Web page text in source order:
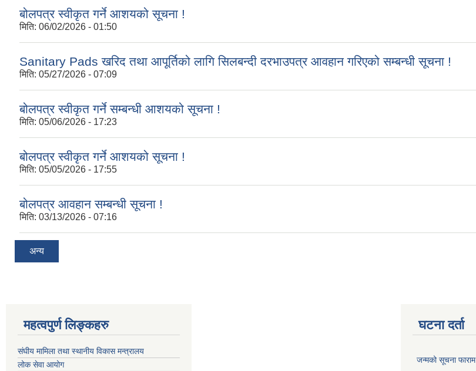
बोलपत्र स्वीकृत गर्ने आशयको सूचना !
मिति: 06/02/2026 - 01:50
Sanitary Pads खरिद तथा आपूर्तिको लागि सिलबन्दी दरभाउपत्र आवहान गरिएको सम्बन्धी सूचना !
मिति: 05/27/2026 - 07:09
बोलपत्र स्वीकृत गर्ने सम्बन्धी आशयको सूचना !
मिति: 05/06/2026 - 17:23
बोलपत्र स्वीकृत गर्ने आशयको सूचना !
मिति: 05/05/2026 - 17:55
बोलपत्र आवहान सम्बन्धी सूचना !
मिति: 03/13/2026 - 07:16
अन्य
महत्वपुर्ण लिङ्कहरु
संघीय मामिला तथा स्थानीय विकास मन्त्रालय
लोक सेवा आयोग
घटना दर्ता
जन्मको सूचना फाराम